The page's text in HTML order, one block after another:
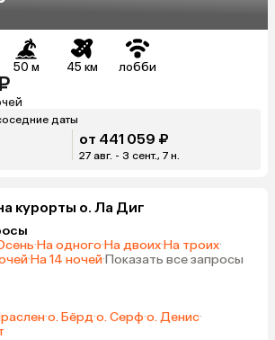
50 м 45 км лобби
даты
от 441 059 ₽
27 авг. - 3 сент., 7 н.
курорты о. Ла Диг
·На одного·На двоих·На троих·
·На 14 ночей·Показать все запросы
·о. Бёрд·о. Серф·о. Денис·